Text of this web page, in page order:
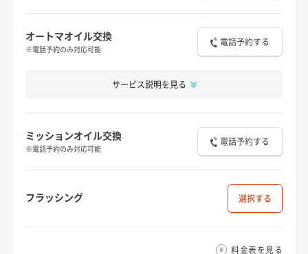
オートマオイル交換
※電話予約のみ対応可能
電話予約する
サービス説明を見る
ミッションオイル交換
※電話予約のみ対応可能
電話予約する
フラッシング 選択
料金表を見る